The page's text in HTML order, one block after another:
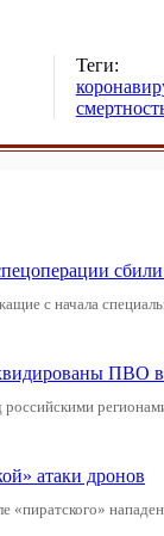
Теги:
с начала
ПВО
атаки дронов